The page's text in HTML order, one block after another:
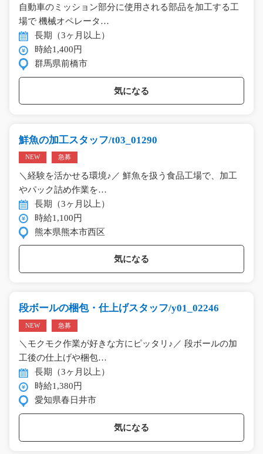
自動車のミッション部分に使用される部品を加工する工
場で 機械オペレータ…
長期（3ヶ月以上）
時給1,400円
群馬県前橋市
気になる
鮮魚の加工スタッフ/t03_01290
NEW 急募
＼経験を活かせる環境♪／ 鮮魚を扱う食品工場で、加工
やパック詰め作業を…
長期（3ヶ月以上）
時給1,100円
熊本県熊本市西区
気になる
段ボールの梱包・仕上げスタッフ/y01_02246
NEW 急募
＼モクモク作業が好きな方にピッタリ♪／ 段ボールの加
工後の仕上げや梱包…
長期（3ヶ月以上）
時給1,380円
愛知県春日井市
気になる